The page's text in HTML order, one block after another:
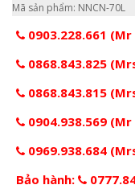
Mã sản phẩm: NNCN-70L
0903.228.661 (Mr
0868.843.825
0868.843.815
0904.938.569
0969.938.684
Bảo hành: